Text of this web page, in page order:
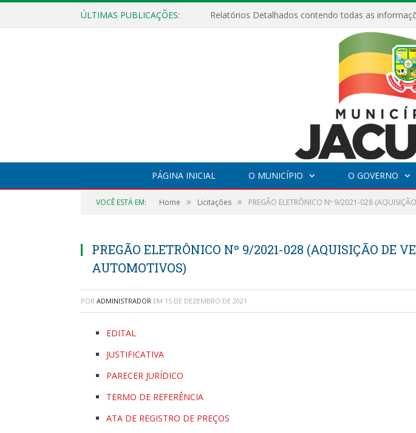
ÚLTIMAS PUBLICAÇÕES:
PÁGINA INICIAL O MUNICÍPIO O GOVERNO
VOCÊ ESTÁ EM: Home » Licitações » PREGÃO ELETRÔNICO Nº 9/2021-028
PREGÃO ELETRÔNICO Nº 9/2021-028 (AQUISIÇÃO DE
AUTOMOTIVOS)
POR ADMINISTRADOR EM 15 DE DEZEMBRO DE 2021
EDITAL
JUSTIFICATIVA
PARECER JURÍDICO
TERMO DE REFERÊNCIA
ATA DE REGISTRO DE PREÇOS